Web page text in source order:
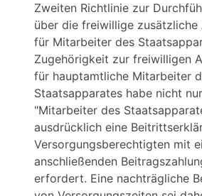
Zweiten Richtlinie zur
über die freiwillige zusätzliche
für Mitarbeiter des
Zugehörigkeit zur freiwilligen
für hauptamtliche Mitarbeiter
Staatsapparates habe nicht
"Mitarbeiter des
ausdrücklich eine
Versorgungsberechtigten mit
anschließenden
erfordert. Eine nachträgliche